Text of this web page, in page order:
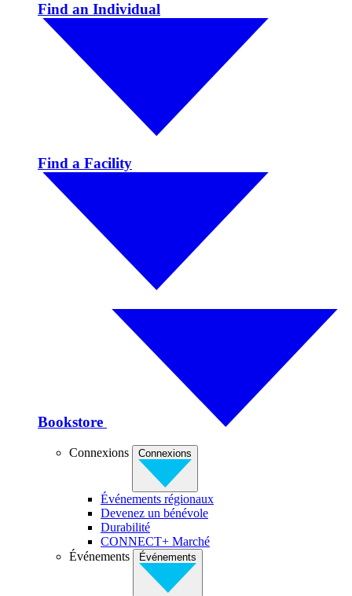
Find an Individual
Find a Facility
Bookstore
Connexions Connexions
Événements régionaux
Devenez un bénévole
Durabilité
CONNECT+ Marché
Événements
Événements